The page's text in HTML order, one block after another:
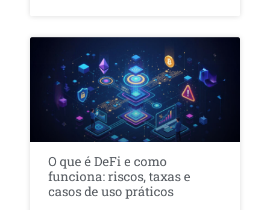
O que é DeFi e como
funciona: riscos, taxas e
casos de uso práticos